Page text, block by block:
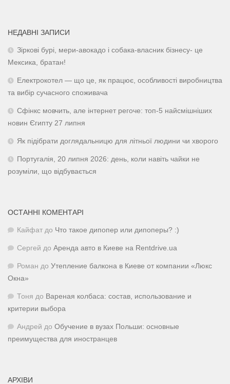
НЕДАВНІ ЗАПИСИ
Зіркові бурі, мери-авокадо і собака-власник бізнесу- це
Мексика, братан!
Електрокотел — що це, як працює, особливості виробництва
та вибір сучасного споживача
Сфінкс мовчить, але інтернет регоче: топ-5 найсмішніших
новин Єгипту 27 липня
Як підібрати доглядальницю для літньої людини чи хворого
Португалія, 20 липня 2026: день, коли навіть чайки не
розуміли, що відбувається
ОСТАННІ КОМЕНТАРІ
Кайфат до Что такое дипопер или дипоперы? :)
Сергей до Аренда авто в Киеве на Rentdrive.ua
Роман до Утепление балкона в Киеве от компании «Люкс
Окна»
Тоня до Вареная колбаса: состав, использование и
критерии выбора
Андрей до Обучение в вузах Польши: основные
преимущества для иностранцев
АРХІВИ